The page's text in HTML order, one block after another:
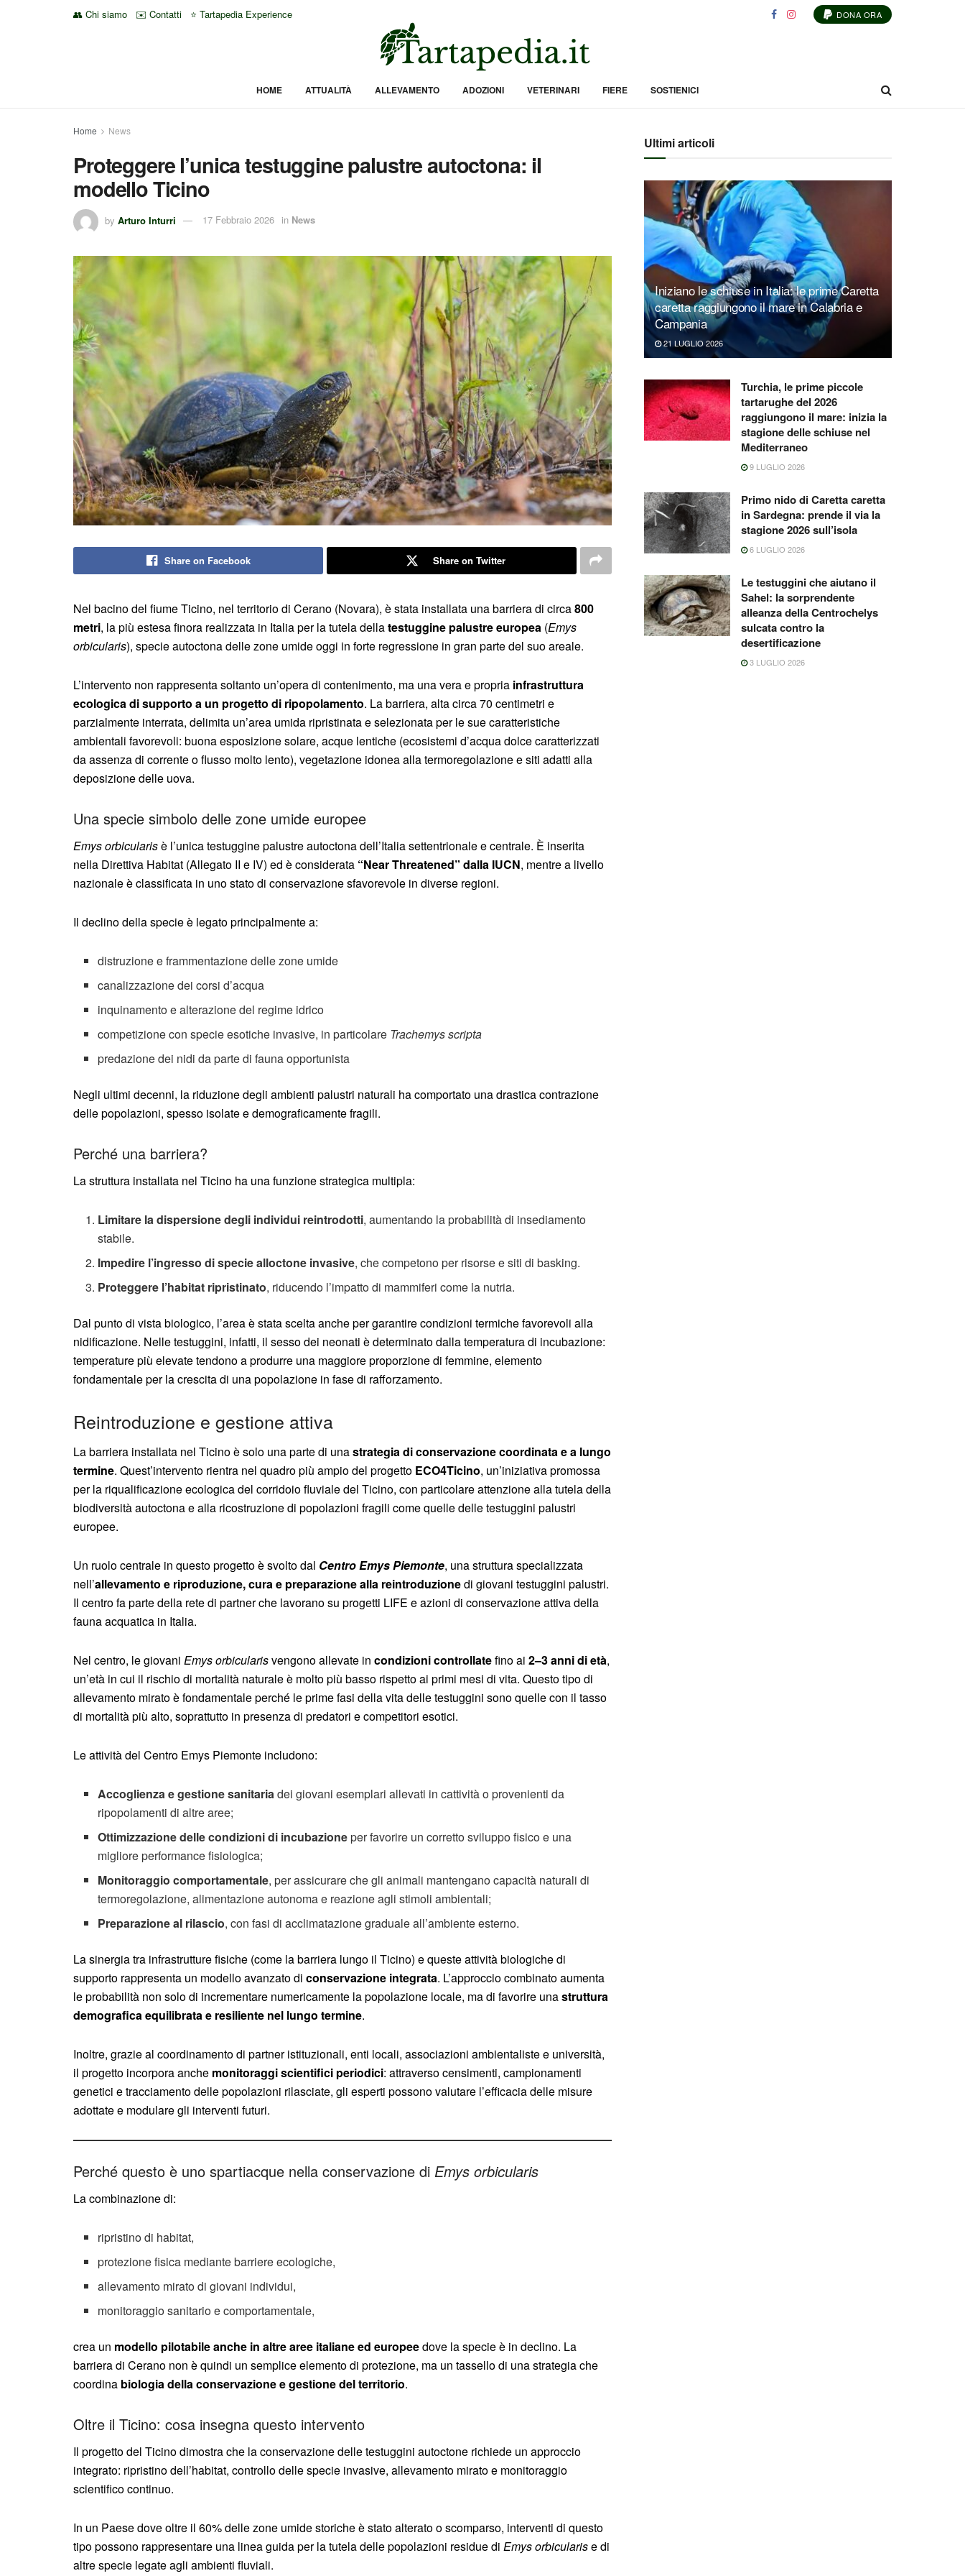
👥 Chi siamo ✉️ Contatti ⭐ Tartapedia Experience DONA ORA
HOME ATTUALITÀ ALLEVAMENTO ADOZIONI VETERINARI FIERE SOSTIENICI
Home News
Proteggere l’unica testuggine palustre autoctona: il
modello Ticino
by Arturo Inturri 17 Febbraio 2026 in News
Share on Facebook Share on Twitter
Nel bacino del fiume Ticino, nel territorio di Cerano (Novara), è stata installata una barriera di circa800
metri, la più estesa finora realizzata in Italia per la tutela dellatestuggine palustre europea (Emys
orbicularis), specie autoctona delle zone umide oggi in forte regressione in gran parte del suo areale.
L’intervento non rappresenta soltanto un’opera di contenimento, ma una vera e propria infrastruttura
ecologica di supporto a un progetto di ripopolamento. La barriera, alta circa 70 centimetri e
parzialmente interrata, delimita un’area umida ripristinata e selezionata per le sue caratteristiche
ambientali favorevoli: buona esposizione solare, acque lentiche (ecosistemi d’acqua dolce caratterizzati
da assenza di corrente o flusso molto lento), vegetazione idonea alla termoregolazione e siti adatti alla
deposizione delle uova.
Una specie simbolo delle zone umide europee
Emys orbicularisè l’unica testuggine palustre autoctona dell’Italia settentrionale e centrale. È inserita
nella Direttiva Habitat (Allegato II e IV) ed è considerata “Near Threatened” dalla IUCN, mentre a livello
nazionale è classificata in uno stato di conservazione sfavorevole in diverse regioni.
Il declino della specie è legato principalmente a:
distruzione e frammentazione delle zone umide
canalizzazione dei corsi d’acqua
inquinamento e alterazione del regime idrico
competizione con specie esotiche invasive, in particolare Trachemys scripta
predazione dei nidi da parte di fauna opportunista
Negli ultimi decenni, la riduzione degli ambienti palustri naturali ha comportato una drastica contrazione
delle popolazioni, spesso isolate e demograficamente fragili.
Perché una barriera?
La struttura installata nel Ticino ha una funzione strategica multipla:
Limitare la dispersione degli individui reintrodotti, aumentando la probabilità di insediamento
stabile.
Impedire l’ingresso di specie alloctone invasive, che competono per risorse e siti di basking.
Proteggere l’habitat ripristinato, riducendo l’impatto di mammiferi come la nutria.
Dal punto di vista biologico, l’area è stata scelta anche per garantire condizioni termiche favorevoli alla
nidificazione. Nelle testuggini, infatti, il sesso dei neonati è determinato dalla temperatura di incubazione:
temperature più elevate tendono a produrre una maggiore proporzione di femmine, elemento
fondamentale per la crescita di una popolazione in fase di rafforzamento.
Reintroduzione e gestione attiva
La barriera installata nel Ticino è solo una parte di unastrategia di conservazione coordinata e a lungo
termine. Quest’intervento rientra nel quadro più ampio del progetto ECO4Ticino, un’iniziativa promossa
per la riqualificazione ecologica del corridoio fluviale del Ticino, con particolare attenzione alla tutela della
biodiversità autoctona e alla ricostruzione di popolazioni fragili come quelle delle testuggini palustri
europee.
Un ruolo centrale in questo progetto è svolto dal Centro Emys Piemonte, una struttura specializzata
nell’allevamento e riproduzione, cura e preparazione alla reintroduzionedi giovani testuggini palustri.
Il centro fa parte della rete di partner che lavorano su progetti LIFE e azioni di conservazione attiva della
fauna acquatica in Italia.
Nel centro, le giovani Emys orbicularisvengono allevate in condizioni controllatefino ai 2–3 anni di età,
un’età in cui il rischio di mortalità naturale è molto più basso rispetto ai primi mesi di vita. Questo tipo di
allevamento mirato è fondamentale perché le prime fasi della vita delle testuggini sono quelle con il tasso
di mortalità più alto, soprattutto in presenza di predatori e competitori esotici.
Le attività del Centro Emys Piemonte includono:
Accoglienza e gestione sanitariadei giovani esemplari allevati in cattività o provenienti da
ripopolamenti di altre aree;
Ottimizzazione delle condizioni di incubazioneper favorire un corretto sviluppo fisico e una
migliore performance fisiologica;
Monitoraggio comportamentale, per assicurare che gli animali mantengano capacità naturali di
termoregolazione, alimentazione autonoma e reazione agli stimoli ambientali;
Preparazione al rilascio, con fasi di acclimatazione graduale all’ambiente esterno.
La sinergia tra infrastrutture fisiche (come la barriera lungo il Ticino) e queste attività biologiche di
supporto rappresenta un modello avanzato di conservazione integrata. L’approccio combinato aumenta
le probabilità non solo di incrementare numericamente la popolazione locale, ma di favorire unastruttura
demografica equilibrata e resiliente nel lungo termine.
Inoltre, grazie al coordinamento di partner istituzionali, enti locali, associazioni ambientaliste e università,
il progetto incorpora anche monitoraggi scientifici periodici: attraverso censimenti, campionamenti
genetici e tracciamento delle popolazioni rilasciate, gli esperti possono valutare l’efficacia delle misure
adottate e modulare gli interventi futuri.
Perché questo è uno spartiacque nella conservazione di Emys orbicularis
La combinazione di:
ripristino di habitat,
protezione fisica mediante barriere ecologiche,
allevamento mirato di giovani individui,
monitoraggio sanitario e comportamentale,
crea un modello pilotabile anche in altre aree italiane ed europeedove la specie è in declino. La
barriera di Cerano non è quindi un semplice elemento di protezione, ma un tassello di una strategia che
coordina biologia della conservazione e gestione del territorio.
Oltre il Ticino: cosa insegna questo intervento
Il progetto del Ticino dimostra che la conservazione delle testuggini autoctone richiede un approccio
integrato: ripristino dell’habitat, controllo delle specie invasive, allevamento mirato e monitoraggio
scientifico continuo.
In un Paese dove oltre il 60% delle zone umide storiche è stato alterato o scomparso, interventi di questo
tipo possono rappresentare una linea guida per la tutela delle popolazioni residue di Emys orbicularise di
altre specie legate agli ambienti fluviali.
Ultimi articoli
Iniziano le schiuse in Italia: le prime Caretta
caretta raggiungono il mare in Calabria e
Campania
21 LUGLIO 2026
Turchia, le prime piccole
tartarughe del 2026
raggiungono il mare: inizia la
stagione delle schiuse nel
Mediterraneo
9 LUGLIO 2026
Primo nido di Caretta caretta
in Sardegna: prende il via la
stagione 2026 sull’isola
6 LUGLIO 2026
Le testuggini che aiutano il
Sahel: la sorprendente
alleanza della Centrochelys
sulcata contro la
desertificazione
3 LUGLIO 2026